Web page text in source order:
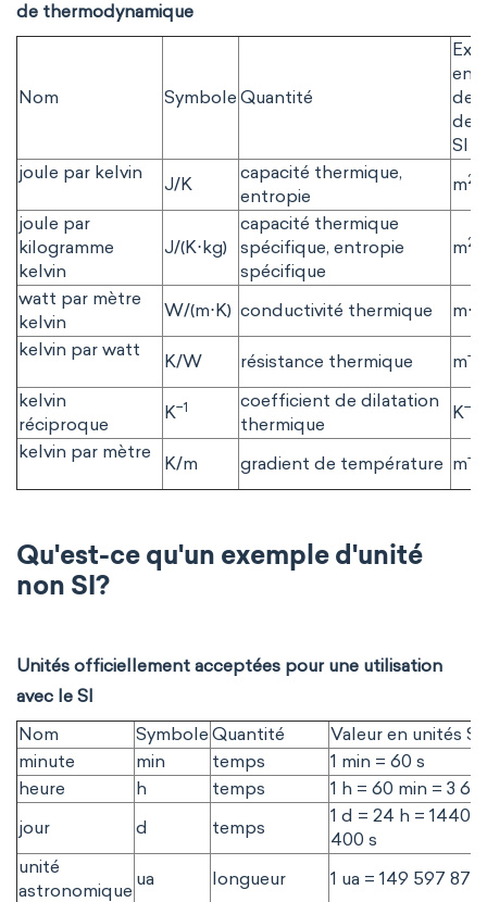
de thermodynamique
Nom Symbole Quantité
en
des
de
SI
joule par kelvin
J/K
capacité thermique,
entropie
m2
joule par
kilogramme
kelvin
J/(K⋅kg)
capacité thermique
spécifique, entropie
spécifique
m2
watt par mètre
kelvin
W/(m⋅K) conductivité thermique
kelvin par watt
K/W résistance thermique m−2
kelvin
réciproque
K−1
coefficient de dilatation
thermique
K−1
kelvin par mètre
K/m gradient de température m−1
Qu'est-ce qu'un exemple d'unité
non SI?
Unités officiellement acceptées pour une utilisation
avec le SI
Nom
Symbole Quantité
Valeur en unités SI
minute
min temps
1 min = 60 s
heure
h temps
1 h = 60 min = 3
jour
d temps
1 d = 24 h = 1440
400 s
unité
astronomique
ua longueur
1 ua = 149 597